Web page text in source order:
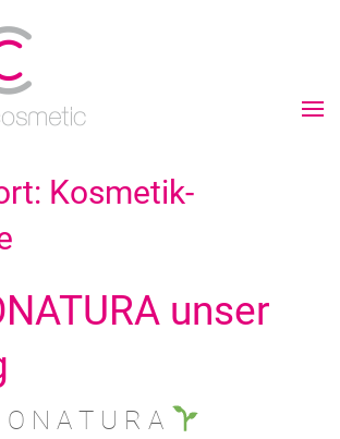
Kosmetik-
unser
O N A T U R A